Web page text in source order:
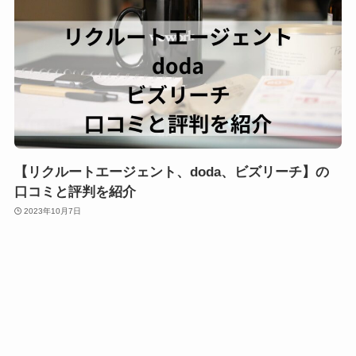
【リクルートエージェント、doda、ビズリーチ】の
口コミと評判を紹介
2023年10月7日